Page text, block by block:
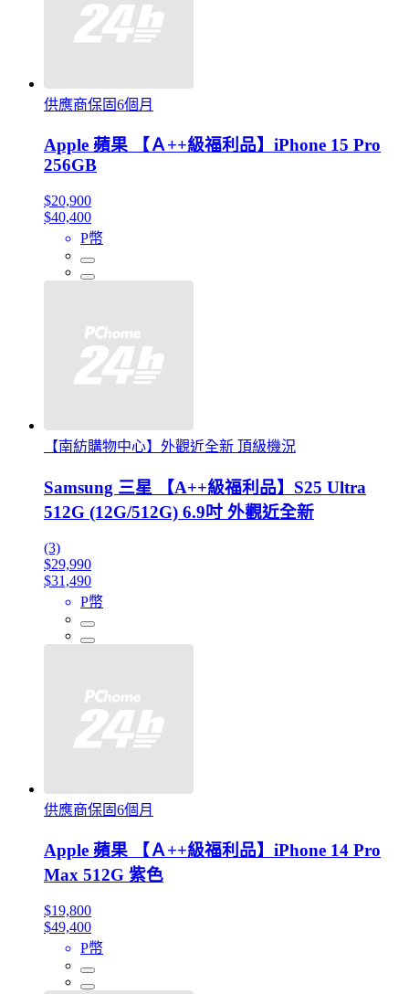
供應商保固6個月
Apple 蘋果 【Ａ++級福利品】iPhone 15 Pro
256GB
$20,900
$40,400
P幣
【南紡購物中心】外觀近全新 頂級機況
Samsung 三星 【A++級福利品】S25 Ultra
512G (12G/512G) 6.9吋 外觀近全新
(3)
$29,990
$31,490
P幣
供應商保固6個月
Apple 蘋果 【Ａ++級福利品】iPhone 14 Pro
Max 512G 紫色
$19,800
$49,400
P幣